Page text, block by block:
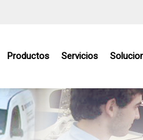
Productos Servicios